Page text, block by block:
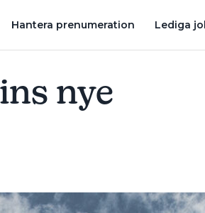
Hantera prenumeration Lediga
nye
VVS-BOLAG KLAS LARSSON OM